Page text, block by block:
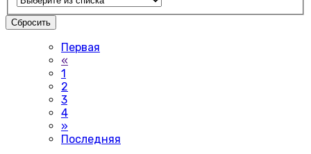
Сбросить
Первая
«
1
2
3
4
»
Последняя